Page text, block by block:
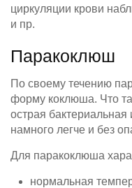
циркуляции крови
и пр.
Паракоклюш
По своему течению
форму коклюша. Что
острая
намного легче и без
Для паракоклюша
нормальная